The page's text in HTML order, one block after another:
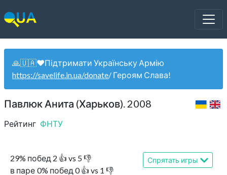
🙏🇺🇦❤️Підтримати Українську Армію
https://savelife.in.ua/donate/ Героям Слава!
Павлюк Анита (Харьков). 2008
Рейтинг ФНТУ
29% побед 2 👍 vs 5👎
в паре 0% побед 0👍 vs 1 👎
Спрятать игры